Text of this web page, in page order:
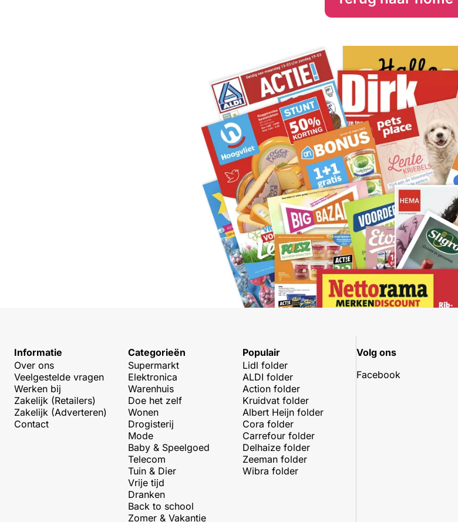
Informatie
Over ons
Veelgestelde vragen
Werken bij
Zakelijk (Retailers)
Zakelijk (Adverteren)
Contact
Categorieën
Supermarkt
Elektronica
Warenhuis
Doe het zelf
Wonen
Drogisterij
Mode
Baby & Speelgoed
Telecom
Tuin & Dier
Vrije tijd
Dranken
Back to school
Zomer & Vakantie
Populair
Lidl folder
ALDI folder
Action folder
Kruidvat folder
Albert Heijn folder
Cora folder
Carrefour folder
Delhaize folder
Zeeman folder
Wibra folder
Volg ons
Facebook